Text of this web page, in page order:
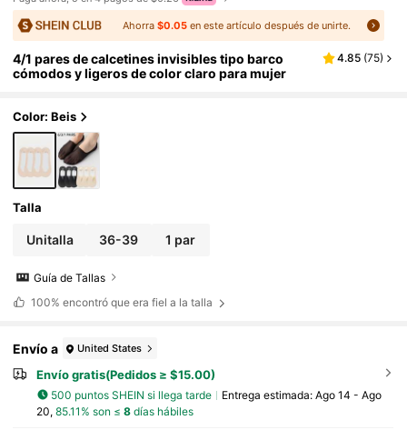
Ahorra$0.05 en este artículo después de unirte.
4/1 pares de calcetines invisibles tipo barco
cómodos y ligeros de color claro para mujer
4.85 (75)
Color: Beis
Talla
Unitalla 36-39 1 par
Guía de Tallas
100% encontró que era fiel a la talla
Envío a United States
Envío gratis(Pedidos ≥ $15.00)
500 puntos SHEIN si llega tarde Entrega estimada: Ago 14 - Ago
20, 85.11% son ≤ 8días hábiles